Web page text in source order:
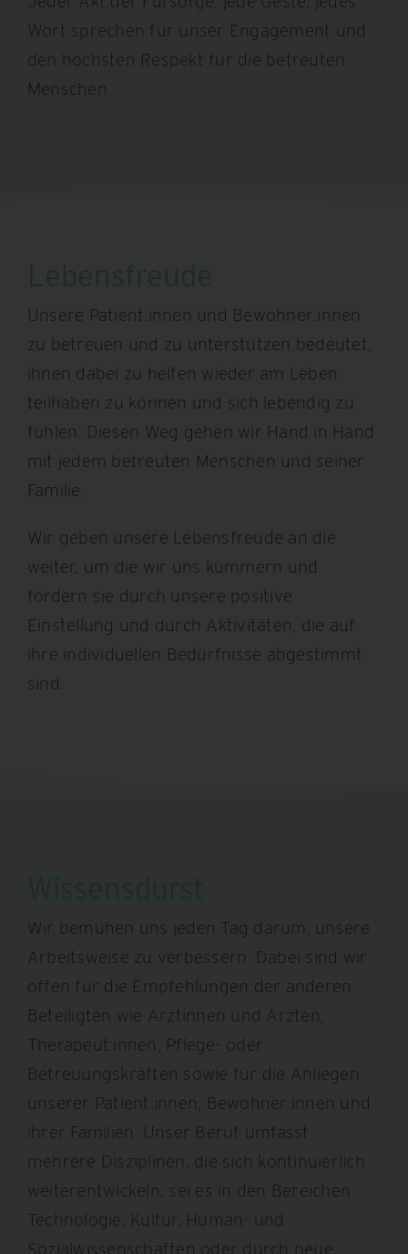
Wort sprechen für unser Engagement und
den höchsten Respekt für die betreuten
Menschen.
Unsere Patient:innen und Bewohner:innen
zu betreuen und zu unterstützen bedeutet,
ihnen dabei zu helfen wieder am Leben
teilhaben zu können und sich lebendig zu
fühlen. Diesen Weg gehen wir Hand in Hand
mit jedem betreuten Menschen und seiner
Familie.
Wir geben unsere Lebensfreude an die
weiter, um die wir uns kümmern und
fördern sie durch unsere positive
Einstellung und durch Aktivitäten, die auf
ihre individuellen Bedürfnisse abgestimmt
sind.
Wir bemühen uns jeden Tag darum, unsere
Arbeitsweise zu verbessern. Dabei sind wir
offen für die Empfehlungen der anderen
Beteiligten wie Ärztinnen und Ärzten,
Therapeut:innen, Pflege- oder
Betreuungskräften sowie für die Anliegen
unserer Patient:innen, Bewohner:innen und
ihrer Familien. Unser Beruf umfasst
mehrere Disziplinen, die sich kontinuierlich
weiterentwickeln, sei es in den Bereichen
Technologie, Kultur, Human- und
Sozialwissenschaften oder durch neue